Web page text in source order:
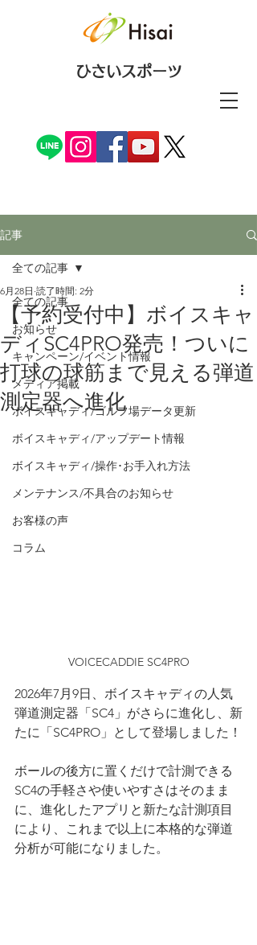
ひさいスポーツ
記事
全ての記事
お知らせ
キャンペーン/イベント情報
メディア掲載
ボイスキャディ/ゴルフ場データ更新
ボイスキャディ/アップデート情報
ボイスキャディ/操作･お手入れ方法
メンテナンス/不具合のお知らせ
お客様の声
コラム
全ての記事
【予約受付中】ボイスキャ
ディSC4PRO発売！ついに
打球の球筋まで見える弾道
測定器へ進化
6月28日 読了時間: 2分
VOICECADDIE SC4PRO
2026年7月9日、ボイスキャディの人気
弾道測定器「SC4」がさらに進化し、新
たに「SC4PRO」として登場しました！
ボールの後方に置くだけで計測できる
SC4の手軽さや使いやすさはそのまま
に、進化したアプリと新たな計測項目
により、これまで以上に本格的な弾道
分析が可能になりました。